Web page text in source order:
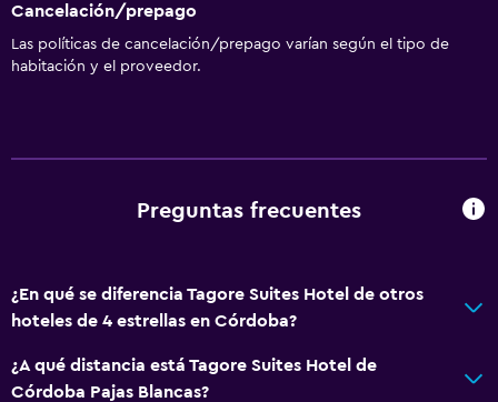
Habitaciones insonorizadas
Vista al lago
Vista a la ciudad
Servicio de despertador
Caja fuerte
Cancelación/prepago
Las políticas de cancelación/prepago varían según el tipo de
habitación y el proveedor.
Preguntas frecuentes
¿En qué se diferencia Tagore Suites Hotel de otros
hoteles de 4 estrellas en Córdoba?
¿A qué distancia está Tagore Suites Hotel de
Córdoba Pajas Blancas?